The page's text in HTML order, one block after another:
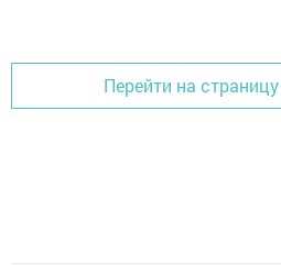
Перейти на